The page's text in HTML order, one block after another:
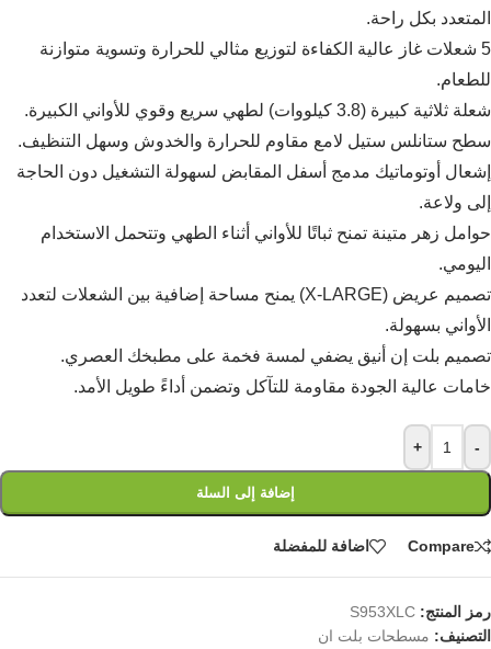
المتعدد بكل راحة.
5 شعلات غاز عالية الكفاءة لتوزيع مثالي للحرارة وتسوية متوازنة
للطعام.
شعلة ثلاثية كبيرة (3.8 كيلووات) لطهي سريع وقوي للأواني الكبيرة.
سطح ستانلس ستيل لامع مقاوم للحرارة والخدوش وسهل التنظيف.
إشعال أوتوماتيك مدمج أسفل المقابض لسهولة التشغيل دون الحاجة
إلى ولاعة.
حوامل زهر متينة تمنح ثباتًا للأواني أثناء الطهي وتتحمل الاستخدام
اليومي.
تصميم عريض (X-LARGE) يمنح مساحة إضافية بين الشعلات لتعدد
الأواني بسهولة.
تصميم بلت إن أنيق يضفي لمسة فخمة على مطبخك العصري.
خامات عالية الجودة مقاومة للتآكل وتضمن أداءً طويل الأمد.
-
+
إضافة إلى السلة
Compare اضافة للمفضلة
رمز المنتج: S953XLC
التصنيف: مسطحات بلت ان